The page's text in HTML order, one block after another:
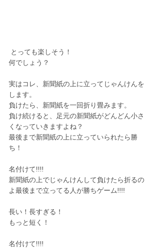
とっても楽しそう！
何でしょう？
実はコレ、新聞紙の上に立ってじゃんけんを
します。
負けたら、新聞紙を一回折り畳みます。
負け続けると、足元の新聞紙がどんどん小さ
くなっていきますよね？
最後まで新聞紙の上に立っていられたら勝
ち！
名付けて!!!!
新聞紙の上でじゃんけんして負けたら折るの
よ最後まで立ってる人が勝ちゲーム!!!!
長い！長すぎる！
もっと短く！
名付けて!!!!